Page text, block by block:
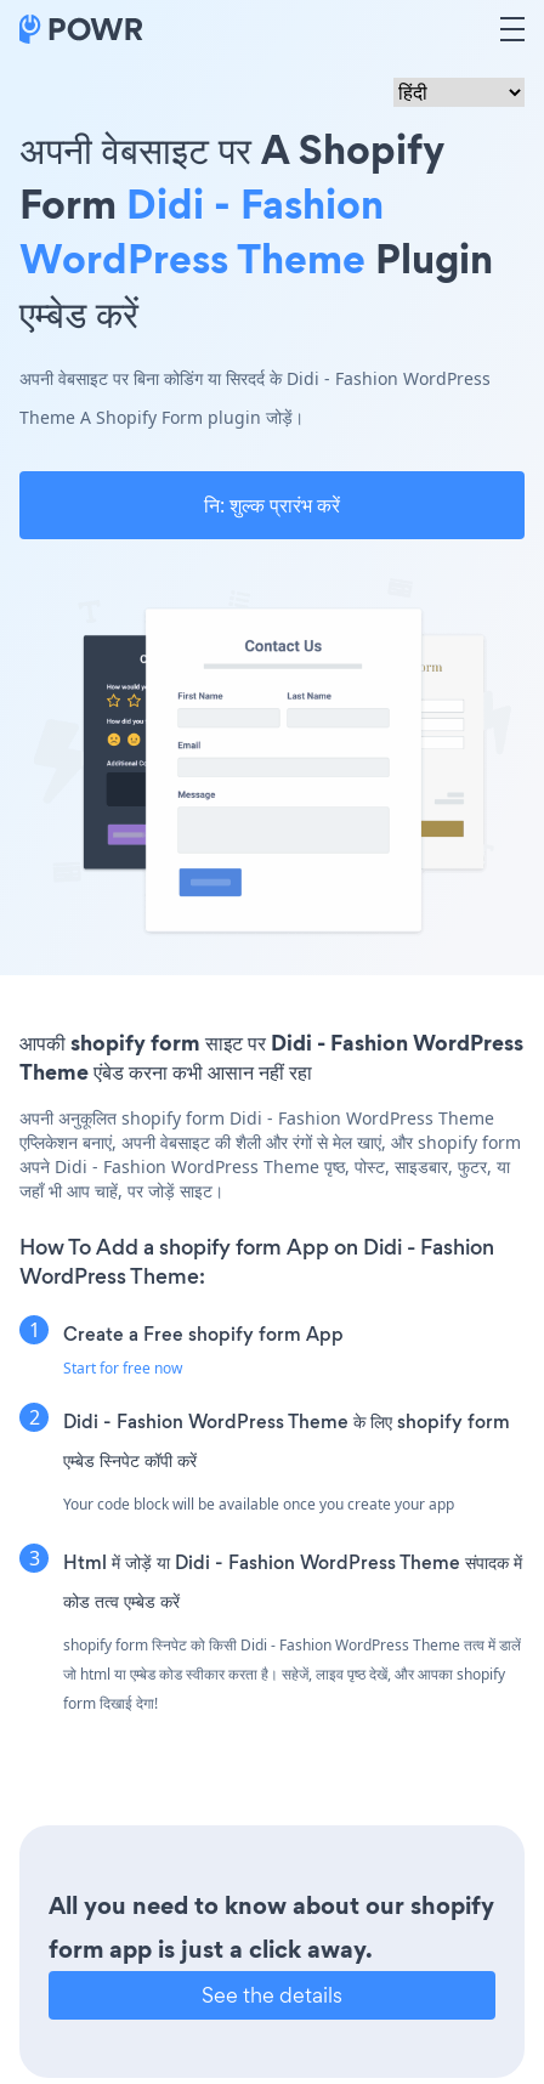
अपनी वेबसाइट पर A Shopify
Form Didi - Fashion
WordPress Theme Plugin
एम्बेड करें
अपनी वेबसाइट पर बिना कोडिंग या सिरदर्द के Didi - Fashion WordPress
Theme A Shopify Form plugin जोड़ें।
नि: शुल्क प्रारंभ करें
आपकी shopify form साइट पर Didi - Fashion WordPress
Theme एंबेड करना कभी आसान नहीं रहा
अपनी अनुकूलित shopify form Didi - Fashion WordPress Theme
एप्लिकेशन बनाएं, अपनी वेबसाइट की शैली और रंगों से मेल खाएं, और shopify form
अपने Didi - Fashion WordPress Theme पृष्ठ, पोस्ट, साइडबार, फुटर, या
जहाँ भी आप चाहें, पर जोड़ें साइट।
How To Add a shopify form App on Didi - Fashion
WordPress Theme:
Create a Free shopify form App
Start for free now
Didi - Fashion WordPress Theme के लिए shopify form
एम्बेड स्निपेट कॉपी करें
Your code block will be available once you create your app
Html में जोड़ें या Didi - Fashion WordPress Theme संपादक में
कोड तत्व एम्बेड करें
shopify form स्निपेट को किसी Didi - Fashion WordPress Theme तत्व में डालें
जो html या एम्बेड कोड स्वीकार करता है। सहेजें, लाइव पृष्ठ देखें, और आपका shopify
form दिखाई देगा!
All you need to know about our shopify
form app is just a click away.
See the details